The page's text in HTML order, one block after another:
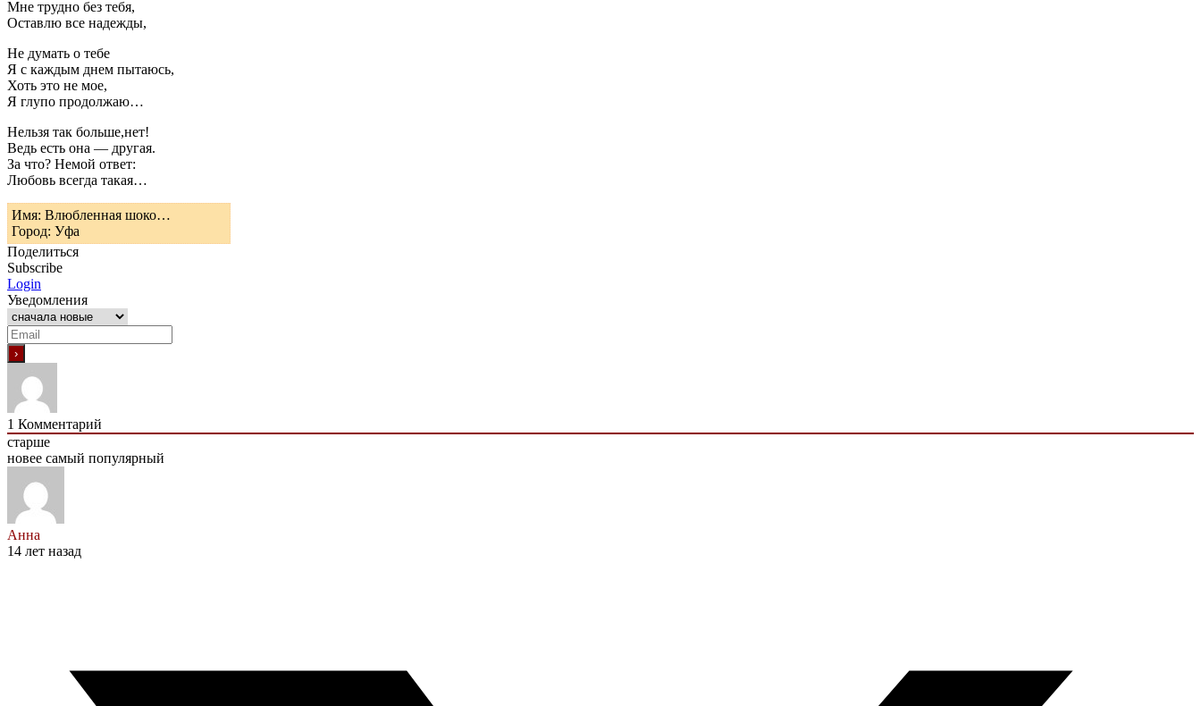
Мне трудно без тебя,
Оставлю все надежды,
Не думать о тебе
Я с каждым днем пытаюсь,
Хоть это не мое,
Я глупо продолжаю…
Нельзя так больше,нет!
Ведь есть она — другая.
За что? Немой ответ:
Любовь всегда такая…
Имя: Влюбленная шоко…
Город: Уфа
Поделиться
Subscribe
Login
Уведомления
1 Комментарий
старше
новее самый популярный
Анна
14 лет назад